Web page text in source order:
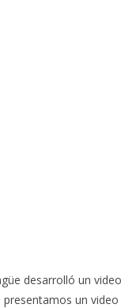
desarrolló un
un